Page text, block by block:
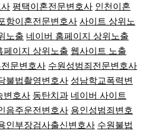
평택이혼전문변호사 인천이혼
항이혼전문변호사 사이트 상위노
노출 네이버 홈페이지 상위노출
페이지 상위노출 웹사이트 노출
문변호사 수원성범죄전문변호사
불법촬영변호사 성남학교폭력변
변호사 동탄치과 네이버 사이트
음주운전변호사 용인성범죄변호
인부장검사출신변호사 수원불법